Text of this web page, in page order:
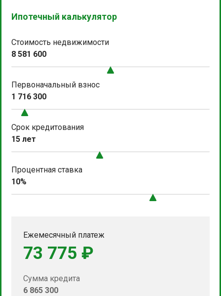
Ипотечный калькулятор
Стоимость недвижимости
8 581 600
Первоначальный взнос
1 716 300
Срок кредитования
15 лет
Процентная ставка
10%
Ежемесячный платеж
73 775 ₽
Сумма кредита
6 865 300